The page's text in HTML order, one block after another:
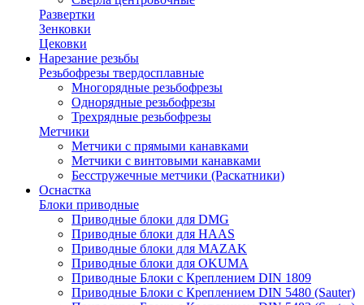
Развертки
Зенковки
Цековки
Нарезание резьбы
Резьбофрезы твердосплавные
Многорядные резьбофрезы
Однорядные резьбофрезы
Трехрядные резьбофрезы
Метчики
Метчики с прямыми канавками
Метчики с винтовыми канавками
Бесстружечные метчики (Раскатники)
Оснастка
Блоки приводные
Приводные блоки для DMG
Приводные блоки для HAAS
Приводные блоки для MAZAK
Приводные блоки для OKUMA
Приводные Блоки с Креплением DIN 1809
Приводные Блоки с Креплением DIN 5480 (Sauter)